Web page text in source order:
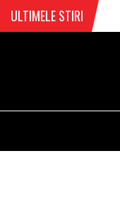
ULTIMELE STIRI